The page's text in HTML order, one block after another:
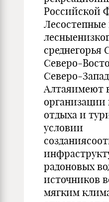
Российской
Лесостепные
среднегорья
Северо-
Северо-
Алтаяимеют
организации
отдыха и
условии
радоновых
источников
мягким